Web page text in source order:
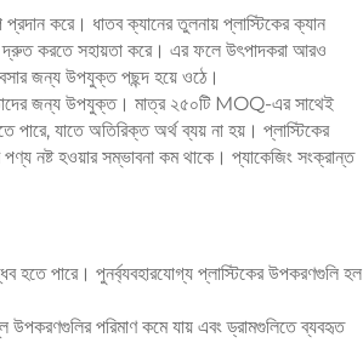
করে। ধাতব ক্যানের তুলনায় প্লাস্টিকের ক্যান
দ্রুত করতে সহায়তা করে। এর ফলে উৎপাদকরা আরও
জন্য উপযুক্ত পছন্দ হয়ে ওঠে।
জন্য উপযুক্ত। মাত্র ২৫০টি MOQ-এর সাথেই
পারে, যাতে অতিরিক্ত অর্থ ব্যয় না হয়। প্লাস্টিকের
নষ্ট হওয়ার সম্ভাবনা কম থাকে। প্যাকেজিং সংক্রান্ত
হতে পারে। পুনর্ব্যবহারযোগ্য প্লাস্টিকের উপকরণগুলি হল
পরিমাণ কমে যায় এবং ড্রামগুলিতে ব্যবহৃত